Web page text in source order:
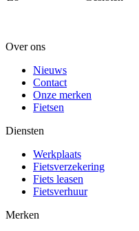
Over ons
Nieuws
Contact
Onze merken
Fietsen
Diensten
Werkplaats
Fietsverzekering
Fiets leasen
Fietsverhuur
Merken